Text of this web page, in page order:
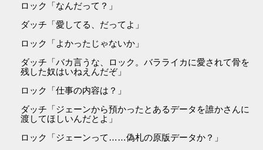
ロック「なんだって？」
ダッチ「愛してる、だってよ」
ロック「よかったじゃないか」
ダッチ「バカ言うな、ロック。バラライカに愛されて骨を
残した奴はいねえんだぞ」
ロック「仕事の内容は？」
ダッチ「ジェーンから預かったとあるデータを誰かさんに
渡してほしいんだとよ」
ロック「ジェーンって……偽札の原版データか？」